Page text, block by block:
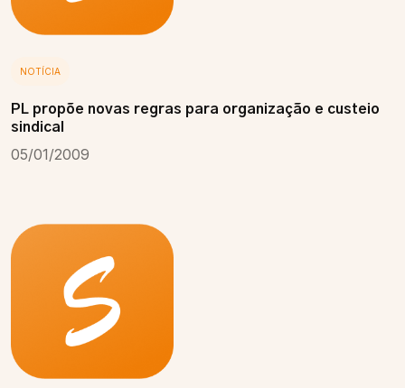
NOTÍCIA
PL propõe novas regras para organização e custeio
sindical
05/01/2009